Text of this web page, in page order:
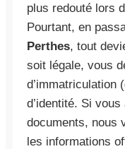
plus redouté lors
Pourtant, en
Perthes, tout
soit légale, vous
d’immatriculation
d’identité. Si
documents, nous
les informations